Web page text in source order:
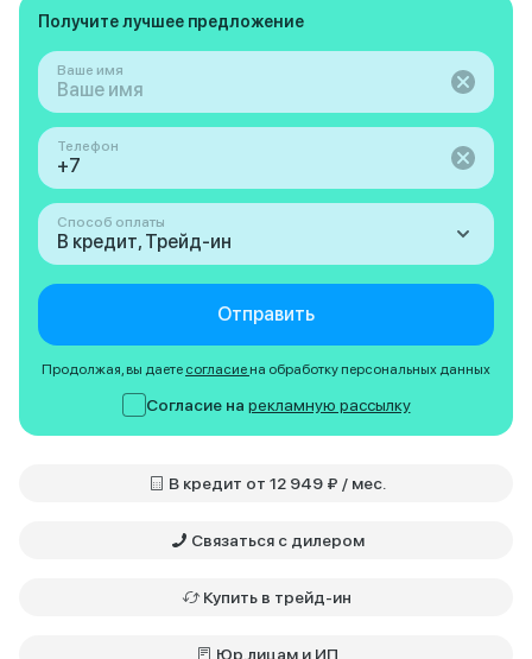
Получите лучшее предложение
Ваше имя
Телефон
Способ оплаты
В кредит, Трейд-ин
Отправить
Продолжая, вы даете согласие на обработку персональных данных
Согласие на рекламную рассылку
В кредит от 12 949 ₽ / мес.
Связаться с дилером
Купить в трейд-ин
Юр.лицам и ИП